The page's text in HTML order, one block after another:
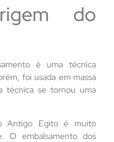
do
é uma técnica
foi usada em massa
técnica se tornou uma
Antigo Egito é muito
O embalsamento dos